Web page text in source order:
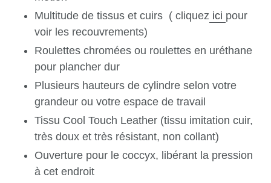
Multitude de tissus et cuirs ( cliquez ici pour
voir les recouvrements)
Roulettes chromées ou roulettes en uréthane
pour plancher dur
Plusieurs hauteurs de cylindre selon votre
grandeur ou votre espace de travail
Tissu Cool Touch Leather (tissu imitation cuir,
très doux et très résistant, non collant)
Ouverture pour le coccyx, libérant la pression
à cet endroit